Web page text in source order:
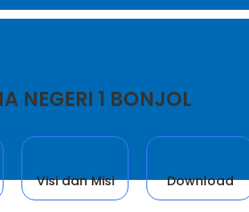
1 BONJOL
Visi dan Misi Download